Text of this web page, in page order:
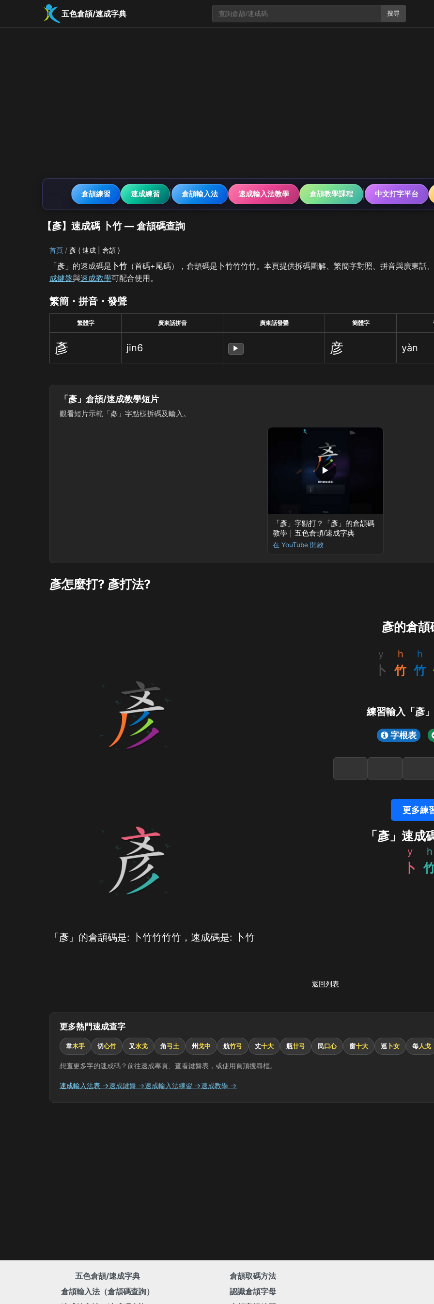
五色倉頡/速成字典 搜尋
倉頡練習 速成練習 倉頡輸入法 速成輸入法教學 倉頡教學課程 中文打字平台
【彥】速成碼 卜竹 — 倉頡碼查詢
首頁 彥 ( 速成 | 倉頡 )
「彥」的速成碼是 卜竹 （首碼+尾碼），倉頡碼是卜竹竹竹竹。本頁提供拆碼圖解、繁簡字對照、拼音與廣東話
成鍵盤與速成教學可配合使用。
繁簡・拼音・發聲
繁體字 廣東話拼音 廣東話發聲 簡體字
彥 jin6 ▶ 彦 yàn
「彥」倉頡/速成教學短片
觀看短片示範「彥」字點樣拆碼及輸入。
▶
「彥」字點打？「彥」的倉頡碼
教學｜五色倉頡/速成字典
在 YouTube 開啟
彥怎麼打? 彥打法?
彥的倉頡
y
卜
h
竹
h
竹
練習輸入「彥
字根表
更多練
「彥」速成
y
卜
h
「彥」的倉頡碼是: 卜竹竹竹竹，速成碼是: 卜竹
返回列表
更多熱門速成查字
韋木手 切心竹 叉水戈 角弓土 州戈中 航竹弓 丈十大 瓶廿弓 民口心 窗十大 巡 卜女 每人戈
想查更多字的速成碼？前往速成專頁、查看鍵盤表，或使用頁頂搜尋框。
速成輸入法表 →速成鍵盤 →速成輸入法練習 →速成教學 →
五色倉頡/速成字典
倉頡輸入法（倉頡碼查詢）
倉頡取碼方法
認識倉頡字母